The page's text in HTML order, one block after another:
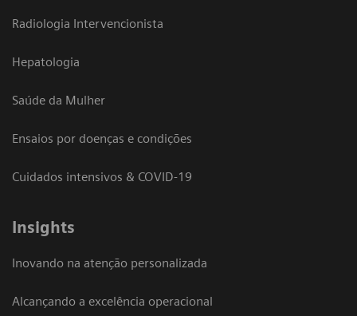
Radiologia Intervencionista
Hepatologia
Saúde da Mulher
Ensaios por doenças e condições
Cuidados intensivos & COVID-19
Insights
Inovando na atenção personalizada
Alcançando a excelência operacional